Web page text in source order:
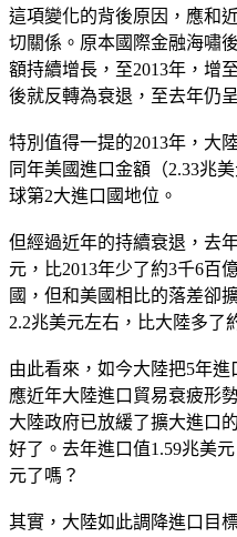
這項變化的背後原因，應和
切關係。原本國際金融海嘯
額持續增長，至2013年，增
後就反轉為衰退，至去年仍
特別值得一提的2013年，大
同年美國進口金額（2.33兆
球第2大進口國地位。
但經過近年的持續衰退，去
元，比2013年少了約3千6百
國，但和美國相比的落差卻
2.2兆美元左右，比大陸多了
由此看來，如今大陸把5年
應近年大陸進口貿易衰疲形
大陸政府已放緩了擴大進口
好了。去年進口值1.59兆美
元了嗎？
其實，大陸如此調降進口目